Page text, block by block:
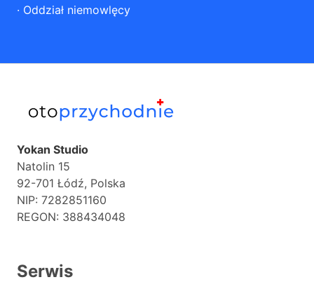
· Oddział niemowlęcy
Yokan Studio
Natolin 15
92-701 Łódź, Polska
NIP: 7282851160
REGON: 388434048
Serwis